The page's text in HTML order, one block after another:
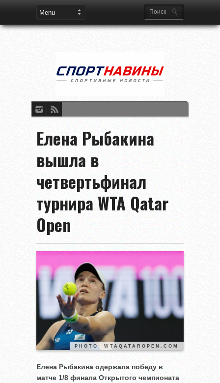
Елена Рыбакина
вышла в
четвертьфинал
турнира WTA Qatar
Open
PHOTO: WTAQATAROPEN.COM
Елена Рыбакина одержала победу в
матче 1/8 финала Открытого чемпионата